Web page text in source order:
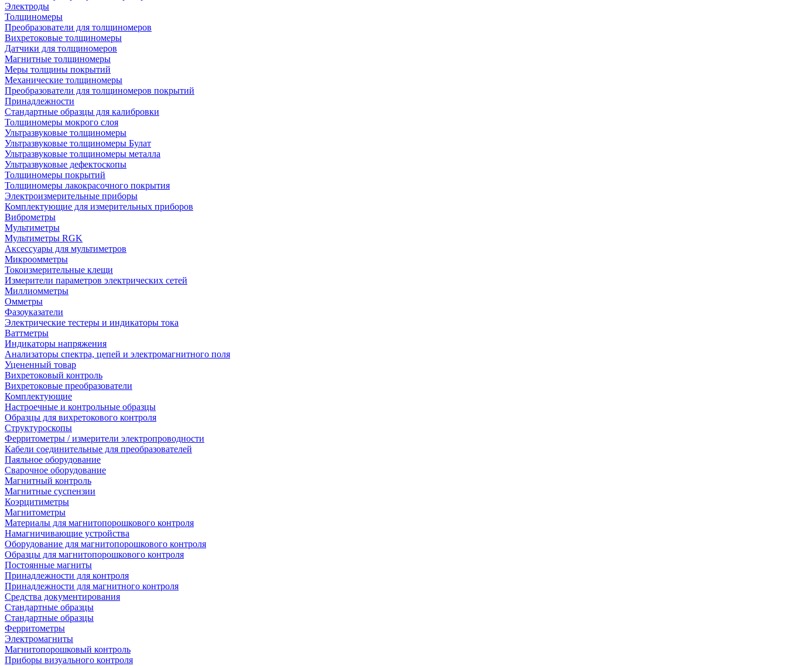
Электроды
Толщиномеры
Преобразователи для толщиномеров
Вихретоковые толщиномеры
Датчики для толщиномеров
Магнитные толщиномеры
Меры толщины покрытий
Механические толщиномеры
Преобразователи для толщиномеров покрытий
Принадлежности
Стандартные образцы для калибровки
Толщиномеры мокрого слоя
Ультразвуковые толщиномеры
Ультразвуковые толщиномеры Булат
Ультразвуковые толщиномеры металла
Ультразвуковые дефектоскопы
Толщиномеры покрытий
Толщиномеры лакокрасочного покрытия
Электроизмерительные приборы
Комплектующие для измерительных приборов
Виброметры
Мультиметры
Мультиметры RGK
Аксессуары для мультиметров
Микроомметры
Токоизмерительные клещи
Измерители параметров электрических сетей
Миллиомметры
Омметры
Фазоуказатели
Электрические тестеры и индикаторы тока
Ваттметры
Индикаторы напряжения
Анализаторы спектра, цепей и электромагнитного поля
Уцененный товар
Вихретоковый контроль
Вихретоковые преобразователи
Комплектующие
Настроечные и контрольные образцы
Образцы для вихретокового контроля
Структуроскопы
Ферритометры / измерители электропроводности
Кабели соединительные для преобразователей
Паяльное оборудование
Сварочное оборудование
Магнитный контроль
Магнитные суспензии
Коэрцитиметры
Магнитометры
Материалы для магнитопорошкового контроля
Намагничивающие устройства
Оборудование для магнитопорошкового контроля
Образцы для магнитопорошкового контроля
Постоянные магниты
Принадлежности для контроля
Принадлежности для магнитного контроля
Средства документирования
Стандартные образцы
Стандартные образцы
Ферритометры
Электромагниты
Магнитопорошковый контроль
Приборы визуального контроля